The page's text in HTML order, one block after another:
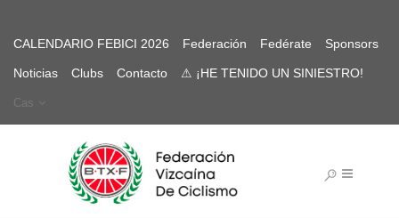
CALENDARIO FEBICI 2026 Federación Fedérate Sponsors
Noticias Clubs Contacto ⚠ ¡HE TENIDO UN SINIESTRO!
Cas